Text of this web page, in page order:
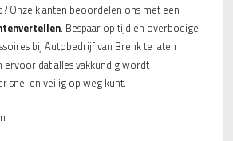
Onze klanten beoordelen ons met een
. Bespaar op tijd en overbodige
bij Autobedrijf van Brenk te laten
ervoor dat alles vakkundig wordt
snel en veilig op weg kunt.